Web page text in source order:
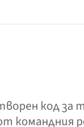
код за
командния